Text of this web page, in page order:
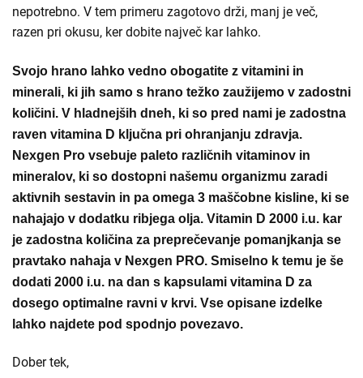
nepotrebno. V tem primeru zagotovo drži, manj je več,
razen pri okusu, ker dobite največ kar lahko.
Svojo hrano lahko vedno obogatite z vitamini in
minerali, ki jih samo s hrano težko zaužijemo v zadostni
količini. V hladnejših dneh, ki so pred nami je zadostna
raven vitamina D ključna pri ohranjanju zdravja.
Nexgen Pro vsebuje paleto različnih vitaminov in
mineralov, ki so dostopni našemu organizmu zaradi
aktivnih sestavin in pa omega 3 maščobne kisline, ki se
nahajajo v dodatku ribjega olja. Vitamin D 2000 i.u. kar
je zadostna količina za preprečevanje pomanjkanja se
pravtako nahaja v Nexgen PRO. Smiselno k temu je še
dodati 2000 i.u. na dan s kapsulami vitamina D za
dosego optimalne ravni v krvi. Vse opisane izdelke
lahko najdete pod spodnjo povezavo.
Dober tek,